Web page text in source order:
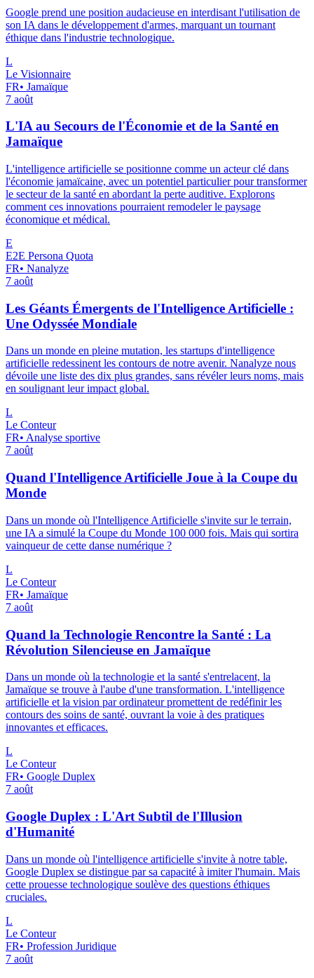
Google prend une position audacieuse en interdisant l'utilisation de
son IA dans le développement d'armes, marquant un tournant
éthique dans l'industrie technologique.
L
Le Visionnaire
FR• Jamaïque
7 août
L'IA au Secours de l'Économie et de la Santé en
Jamaïque
L'intelligence artificielle se positionne comme un acteur clé dans
l'économie jamaïcaine, avec un potentiel particulier pour transformer
le secteur de la santé en abordant la perte auditive. Explorons
comment ces innovations pourraient remodeler le paysage
économique et médical.
E
E2E Persona Quota
FR• Nanalyze
7 août
Les Géants Émergents de l'Intelligence Artificielle :
Une Odyssée Mondiale
Dans un monde en pleine mutation, les startups d'intelligence
artificielle redessinent les contours de notre avenir. Nanalyze nous
dévoile une liste des dix plus grandes, sans révéler leurs noms, mais
en soulignant leur impact global.
L
Le Conteur
FR• Analyse sportive
7 août
Quand l'Intelligence Artificielle Joue à la Coupe du
Monde
Dans un monde où l'Intelligence Artificielle s'invite sur le terrain,
une IA a simulé la Coupe du Monde 100 000 fois. Mais qui sortira
vainqueur de cette danse numérique ?
L
Le Conteur
FR• Jamaïque
7 août
Quand la Technologie Rencontre la Santé : La
Révolution Silencieuse en Jamaïque
Dans un monde où la technologie et la santé s'entrelacent, la
Jamaïque se trouve à l'aube d'une transformation. L'intelligence
artificielle et la vision par ordinateur promettent de redéfinir les
contours des soins de santé, ouvrant la voie à des pratiques
innovantes et efficaces.
L
Le Conteur
FR• Google Duplex
7 août
Google Duplex : L'Art Subtil de l'Illusion
d'Humanité
Dans un monde où l'intelligence artificielle s'invite à notre table,
Google Duplex se distingue par sa capacité à imiter l'humain. Mais
cette prouesse technologique soulève des questions éthiques
cruciales.
L
Le Conteur
FR• Profession Juridique
7 août